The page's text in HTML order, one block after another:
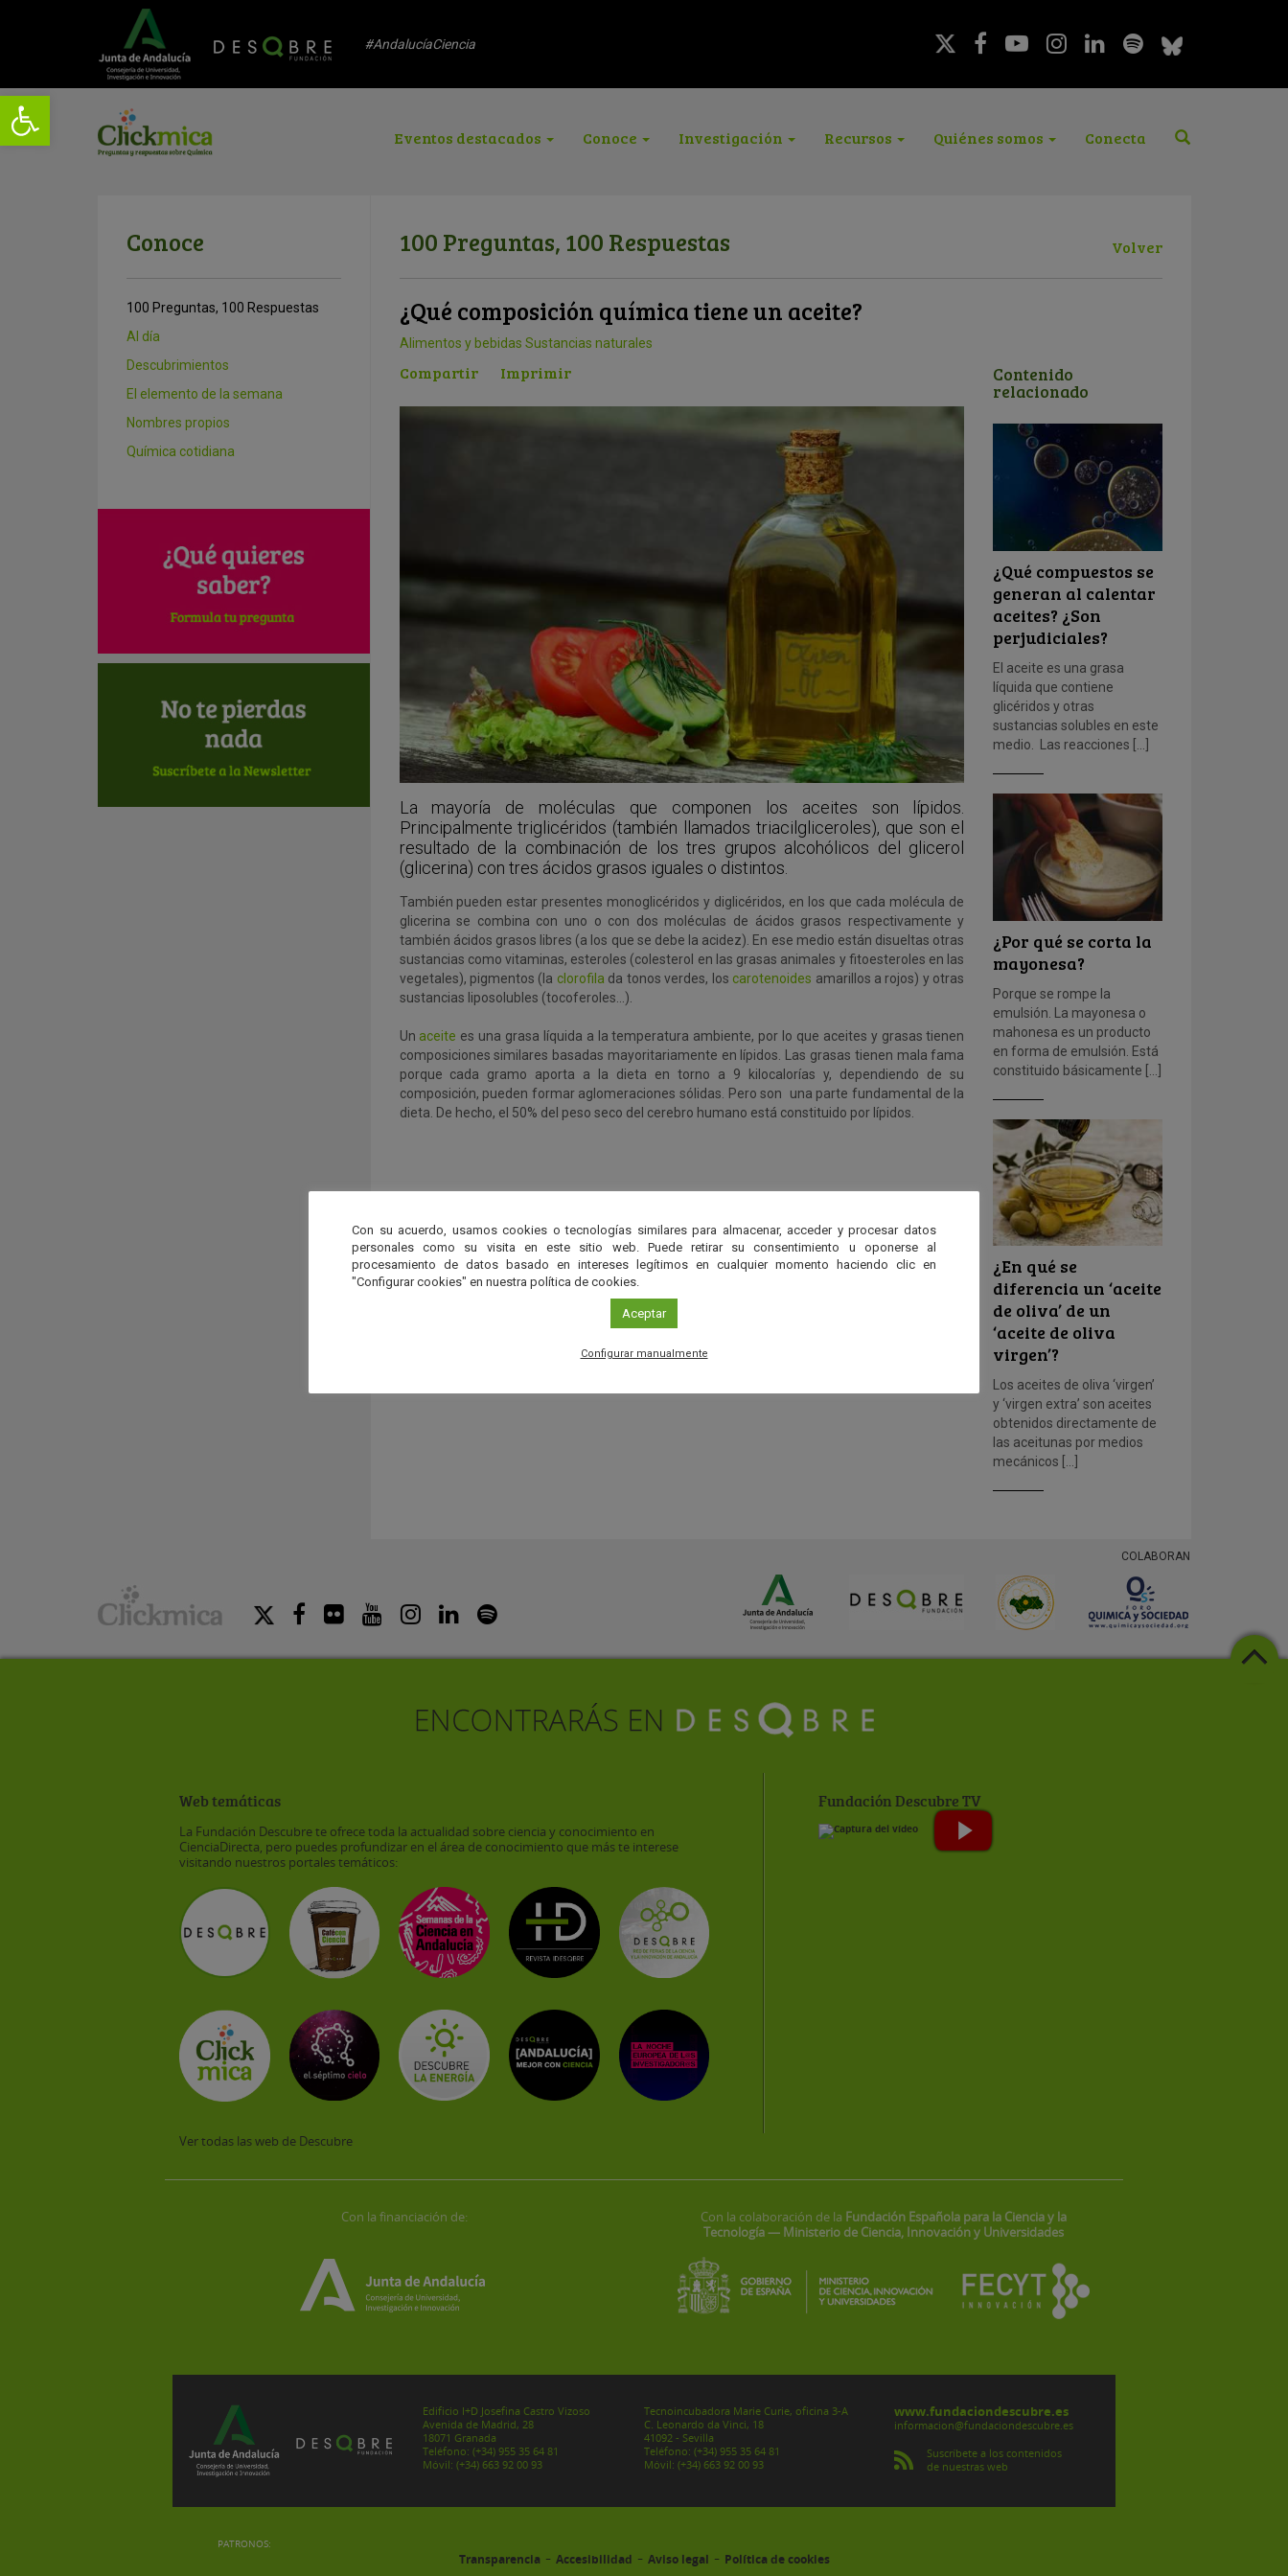
#AndalucíaCiencia
Eventos destacados Conoce Investigación Recursos Quiénes somos Conecta
Conoce
100 Preguntas, 100 Respuestas
Al día
Descubrimientos
El elemento de la semana
Nombres propios
Química cotidiana
100 Preguntas, 100 Respuestas Volver
¿Qué composición química tiene un aceite?
Alimentos y bebidas Sustancias naturales
Compartir Imprimir
La mayoría de moléculas que componen los aceites son lípidos.
Principalmente triglicéridos (también llamados triacilgliceroles), que son el
resultado de la combinación de los tres grupos alcohólicos del glicerol
(glicerina) con tres ácidos grasos iguales o distintos.
También pueden estar presentes monoglicéridos y diglicéridos, en los que cada molécula de
glicerina se combina con uno o con dos moléculas de ácidos grasos respectivamente y
también ácidos grasos libres (a los que se debe la acidez). En ese medio están disueltas otras
sustancias como vitaminas, esteroles (colesterol en las grasas animales y fitoesteroles en las
vegetales), pigmentos (la clorofila da tonos verdes, los carotenoides amarillos a rojos) y otras
sustancias liposolubles (tocoferoles…).
Un aceite es una grasa líquida a la temperatura ambiente, por lo que aceites y grasas tienen
composiciones similares basadas mayoritariamente en lípidos. Las grasas tienen mala fama
porque cada gramo aporta a la dieta en torno a 9 kilocalorías y, dependiendo de su
composición, pueden formar aglomeraciones sólidas. Pero son una parte fundamental de la
dieta. De hecho, el 50% del peso seco del cerebro humano está constituido por lípidos.
Contenido
relacionado
¿Qué compuestos se
generan al calentar
aceites? ¿Son
perjudiciales?
El aceite es una grasa
líquida que contiene
glicéridos y otras
sustancias solubles en este
medio. Las reacciones […]
¿Por qué se corta la
mayonesa?
Porque se rompe la
emulsión. La mayonesa o
mahonesa es un producto
en forma de emulsión. Está
constituido básicamente […]
¿En qué se
diferencia un ‘aceite
de oliva’ de un
‘aceite de oliva
virgen’?
Los aceites de oliva ‘virgen’
y ‘virgen extra’ son aceites
obtenidos directamente de
las aceitunas por medios
mecánicos […]
COLABORAN
Web temáticas
La Fundación Descubre te ofrece toda la actualidad sobre ciencia y conocimiento en
CienciaDirecta, pero puedes profundizar en el área de conocimiento que más te interese
visitando nuestros portales temáticos:
Ver todas las web de Descubre
Fundación Descubre TV
Con la financiación de: Con la colaboración de la Fundación Española para la Ciencia y la
Tecnología — Ministerio de Ciencia, Innovación y Universidades
Edificio I+D Josefina Castro Vizoso
Avenida de Madrid, 28
18071 Granada
Teléfono: (+34) 955 35 64 81
Móvil: (+34) 663 92 00 93
Tecnoincubadora Marie Curie, oficina 3-A
C. Leonardo da Vinci, 18
41092 - Sevilla
Teléfono: (+34) 955 35 64 81
Móvil: (+34) 663 92 00 93
www.fundaciondescubre.es
informacion@fundaciondescubre.es
Suscríbete a los contenidos
de nuestras web
PATRONOS:
Transparencia - Accesibilidad - Aviso legal - Política de cookies
Con su acuerdo, usamos cookies o tecnologías similares para almacenar, acceder y procesar datos
personales como su visita en este sitio web. Puede retirar su consentimiento u oponerse al
procesamiento de datos basado en intereses legítimos en cualquier momento haciendo clic en
"Configurar cookies" en nuestra política de cookies.
Aceptar
Configurar manualmente